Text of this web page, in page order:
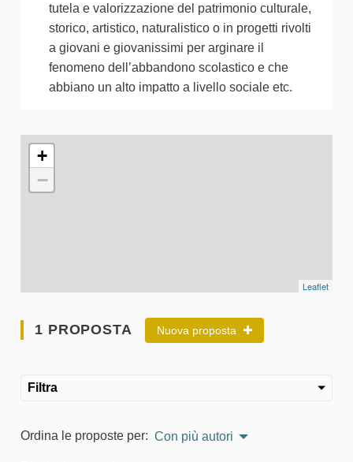
tutela e valorizzazione del patrimonio culturale,
storico, artistico, naturalistico o in progetti rivolti
a giovani e giovanissimi per arginare il
fenomeno dell’abbandono scolastico e che
abbiano un alto impatto a livello sociale etc.
L'elemento seguente è una mappa che presenta gli
+
−
Leaflet
1 PROPOSTA Nuova proposta
Filtra
Ordina le proposte per: Con più autori